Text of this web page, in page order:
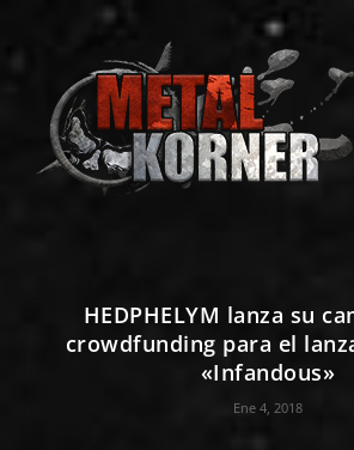
HEDPHELYM lanza su
crowdfunding para el
«Infandous»
Ene 4, 2018